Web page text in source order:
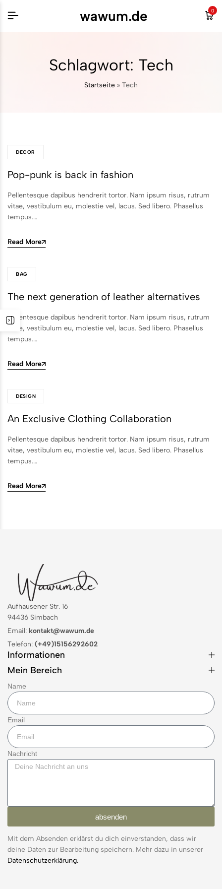
wawum.de 0
Schlagwort: Tech
Startseite » Tech
DECOR
Pop-punk is back in fashion
Pellentesque dapibus hendrerit tortor. Nam ipsum risus, rutrum
vitae, vestibulum eu, molestie vel, lacus. Sed libero. Phasellus
tempus.…
Read More
BAG
The next generation of leather alternatives
Pellentesque dapibus hendrerit tortor. Nam ipsum risus, rutrum
vitae, vestibulum eu, molestie vel, lacus. Sed libero. Phasellus
tempus.…
Read More
DESIGN
An Exclusive Clothing Collaboration
Pellentesque dapibus hendrerit tortor. Nam ipsum risus, rutrum
vitae, vestibulum eu, molestie vel, lacus. Sed libero. Phasellus
tempus.…
Read More
Aufhausener Str. 16
94436 Simbach
Email: kontakt@wawum.de
Telefon: (+49)15156292602
Informationen
Mein Bereich
Name
Email
Nachricht
absenden
Mit dem Absenden erklärst du dich einverstanden, dass wir
deine Daten zur Bearbeitung speichern. Mehr dazu in unserer
Datenschutzerklärung.